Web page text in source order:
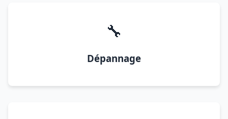
🔧
Dépannage